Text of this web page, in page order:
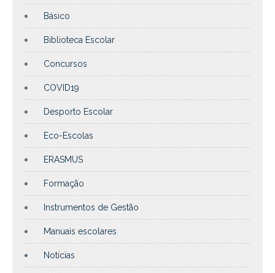
Básico
Biblioteca Escolar
Concursos
COVID19
Desporto Escolar
Eco-Escolas
ERASMUS
Formação
Instrumentos de Gestão
Manuais escolares
Notícias